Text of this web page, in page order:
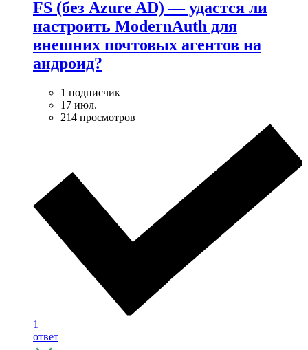
FS (без Azure AD) — удаcтся ли
настроить ModernAuth для
внешних почтовых агентов на
андроид?
1 подписчик
17 июл.
214 просмотров
1
ответ